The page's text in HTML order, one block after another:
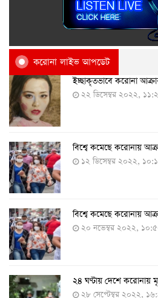
করোনা লাইভ আপডেট
ইচ্ছাকৃতভাবে করোনা
২২ ডিসেম্বর ২০২২,
বিশ্বে কমেছে করোনায়
১২ ডিসেম্বর ২০২২,
বিশ্বে কমেছে করোনায়
২০ নভেম্বর ২০২২,
২৪ ঘণ্টায় দেশে করোনায়
২৮ সেপ্টেম্বর ২০২২,